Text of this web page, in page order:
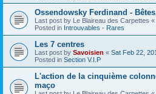
Ossendowsky Ferdinand -
Last post by Le Blaireau des Carpettes «
Posted in Introuvables - Rares
Les 7 centres
Last post by Savoisien « Sat Feb 22,
Posted in Section V.I.P
L'action de la cinquième
maço